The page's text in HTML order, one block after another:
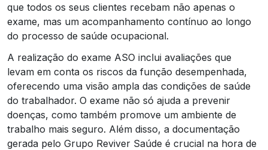
que todos os seus clientes recebam não apenas o
exame, mas um acompanhamento contínuo ao longo
do processo de saúde ocupacional.
A realização do exame ASO inclui avaliações que
levam em conta os riscos da função desempenhada,
oferecendo uma visão ampla das condições de saúde
do trabalhador. O exame não só ajuda a prevenir
doenças, como também promove um ambiente de
trabalho mais seguro. Além disso, a documentação
gerada pelo Grupo Reviver Saúde é crucial na hora de